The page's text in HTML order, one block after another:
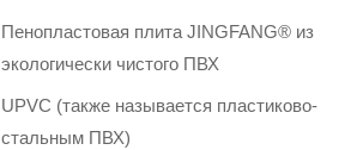
Пенопластовая плита JINGFANG® из
экологически чистого ПВХ
UPVC (также называется пластиково-
стальным ПВХ)